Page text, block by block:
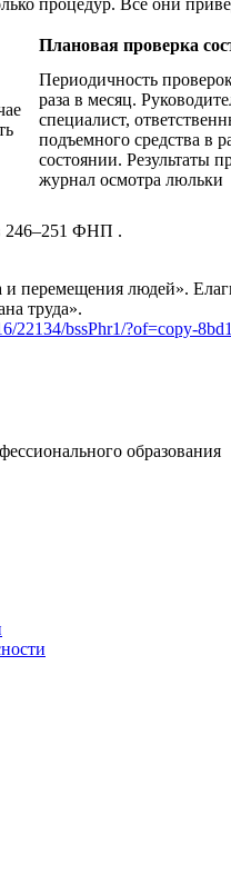
процедур. Все они
Плановая проверка
Периодичность
раза в месяц.
специалист,
подъемного средства в
состоянии. Результаты
журнал осмотра люльки
246–251 ФНП .
и перемещения людей».
труда».
22134/bssPhr1/?of=copy-
образования